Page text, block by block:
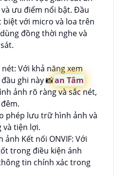
ưu điểm nổi bật. Đầu
biệt với micro và loa trên
đồng thời nghe và
Với khả năng xem
ghi này 📸an Tâm
ảnh rõ ràng và sắc nét,
phép lưu trữ hình ảnh và
và tiện lợi.
Kết nối ONVIF: Với
trong điều kiện ánh
tin chính xác trong